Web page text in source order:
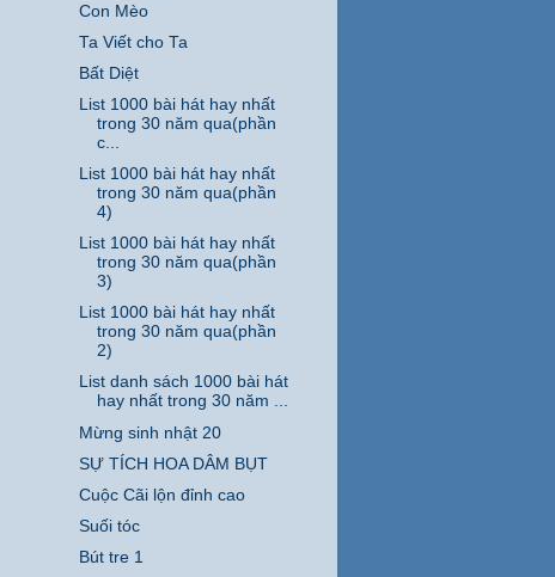
Con Mèo
Ta Viết cho Ta
Bất Diệt
List 1000 bài hát hay nhất
trong 30 năm qua(phần
c...
List 1000 bài hát hay nhất
trong 30 năm qua(phần
4)
List 1000 bài hát hay nhất
trong 30 năm qua(phần
3)
List 1000 bài hát hay nhất
trong 30 năm qua(phần
2)
List danh sách 1000 bài hát
hay nhất trong 30 năm ...
Mừng sinh nhật 20
SỰ TÍCH HOA DÂM BỤT
Cuộc Cãi lộn đỉnh cao
Suối tóc
Bút tre 1